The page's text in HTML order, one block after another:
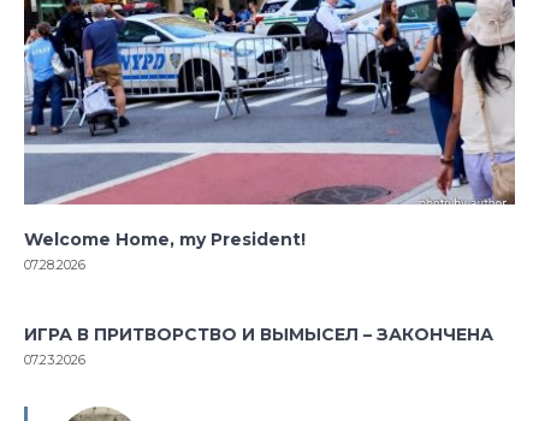
Welcome Home, my President!
07.28.2026
ИГРА В ПРИТВОРСТВО И ВЫМЫСЕЛ – ЗАКОНЧЕНА
07.23.2026